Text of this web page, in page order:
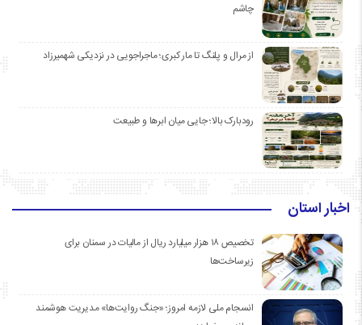
چاشم
از مرال و پلنگ تا مار کبری؛ ماجراجویی در نزدیکی شهمیرزاد
رودبارک بالا؛ جایی میان ابرها و طبیعت
اخبار استان
تخصیص ۱۸ هزار میلیارد ریال از مالیات در سمنان برای
زیرساخت‌ها
انسجام ملی لازمه امروز؛ «جنگ روایت‌ها» مدیریت هوشمند